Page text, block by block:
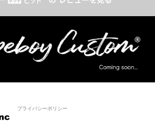
プライバシーポリシー